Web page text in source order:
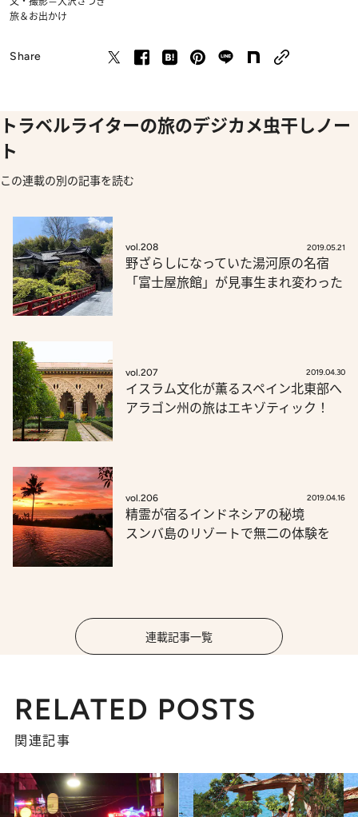
旅＆お出かけ
Share
トラベルライターの旅のデジカメ虫干しノー
ト
この連載の別の記事を読む
vol.208 2019.05.21
野ざらしになっていた湯河原の名宿
「富士屋旅館」が見事生まれ変わった
vol.207 2019.04.30
イスラム文化が薫るスペイン北東部へ
アラゴン州の旅はエキゾティック！
vol.206 2019.04.16
精霊が宿るインドネシアの秘境
スンバ島のリゾートで無二の体験を
連載記事一覧
RELATED POSTS
関連記事